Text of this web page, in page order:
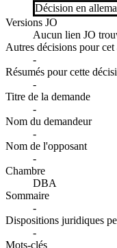
Décision en
Versions JO
Aucun lien JO
Autres décisions pour
-
Résumés pour cette
-
Titre de la demande
-
Nom du demandeur
-
Nom de l'opposant
-
Chambre
DBA
Sommaire
-
Dispositions juridiques
-
Mots-clés